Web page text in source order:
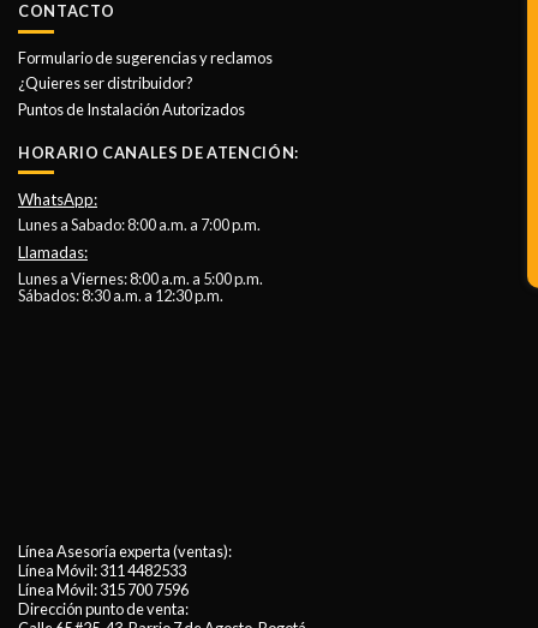
CONTACTO
Formulario de sugerencias y reclamos
¿Quieres ser distribuidor?
Puntos de Instalación Autorizados
HORARIO CANALES DE ATENCIÓN:
WhatsApp:
Lunes a Sabado: 8:00 a.m. a 7:00 p.m.
Llamadas:
Lunes a Viernes: 8:00 a.m. a 5:00 p.m.
Sábados: 8:30 a.m. a 12:30 p.m.
Línea Asesoría experta (ventas):
Línea Móvil:311 4482533
Línea Móvil:315 700 7596
Dirección punto de venta: